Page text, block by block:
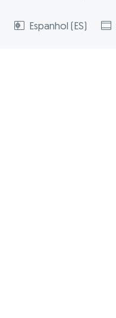
Espanhol (ES)